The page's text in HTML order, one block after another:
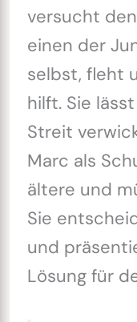
versucht
einen der
selbst, fleht
hilft. Sie
Streit
Marc als
ältere und
Sie
und
Lösung für